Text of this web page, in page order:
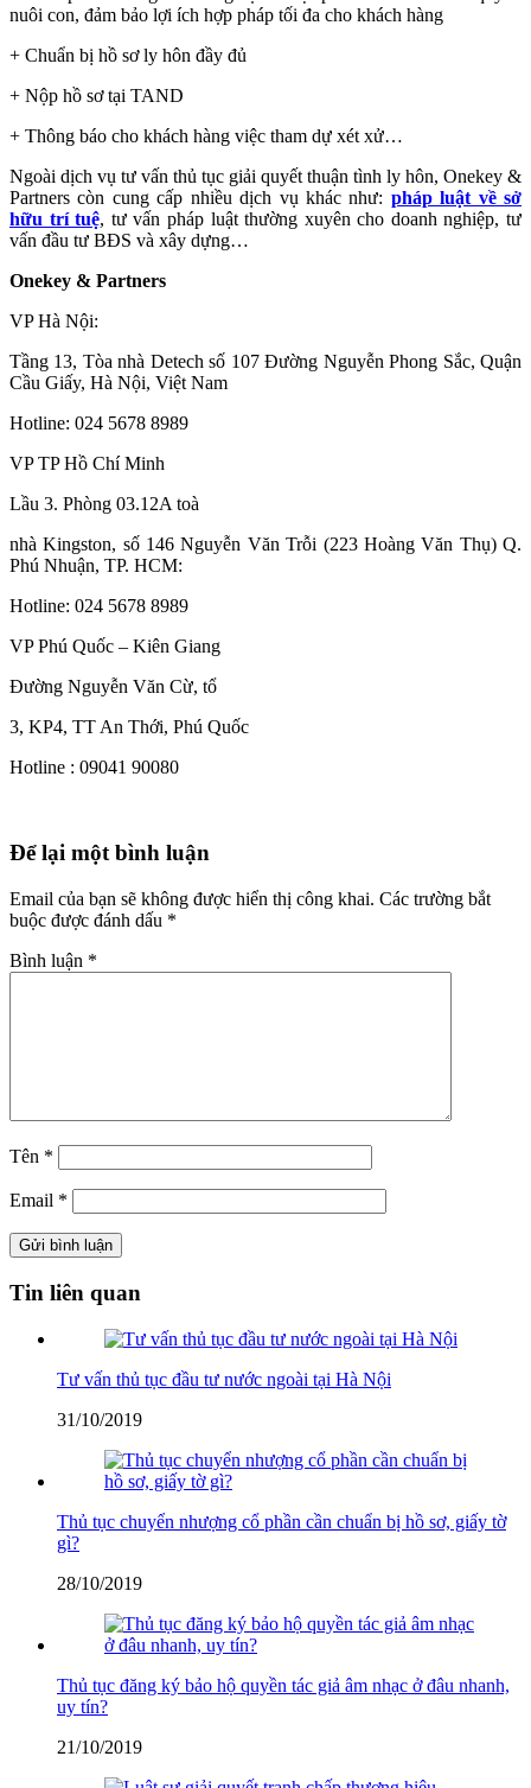
nuôi con, đảm bảo lợi ích hợp pháp tối đa cho khách hàng
+ Chuẩn bị hồ sơ ly hôn đầy đủ
+ Nộp hồ sơ tại TAND
+ Thông báo cho khách hàng việc tham dự xét xử…
Ngoài dịch vụ tư vấn thủ tục giải quyết thuận tình ly hôn, Onekey &
Partners còn cung cấp nhiều dịch vụ khác như: pháp luật về sở
hữu trí tuệ, tư vấn pháp luật thường xuyên cho doanh nghiệp, tư
vấn đầu tư BĐS và xây dựng…
Onekey & Partners
VP Hà Nội:
Tầng 13, Tòa nhà Detech số 107 Đường Nguyễn Phong Sắc, Quận
Cầu Giấy, Hà Nội, Việt Nam
Hotline: 024 5678 8989
VP TP Hồ Chí Minh
Lầu 3. Phòng 03.12A toà
nhà Kingston, số 146 Nguyễn Văn Trỗi (223 Hoàng Văn Thụ) Q.
Phú Nhuận, TP. HCM:
Hotline: 024 5678 8989
VP Phú Quốc – Kiên Giang
Đường Nguyễn Văn Cừ, tổ
3, KP4, TT An Thới, Phú Quốc
Hotline : 09041 90080
Để lại một bình luận
Email của bạn sẽ không được hiển thị công khai. Các trường bắt
buộc được đánh dấu *
Bình luận *
Tên *
Email *
Tin liên quan
Tư vấn thủ tục đầu tư nước ngoài tại Hà Nội
31/10/2019
Thủ tục chuyển nhượng cổ phần cần chuẩn bị hồ sơ, giấy tờ
gì?
28/10/2019
Thủ tục đăng ký bảo hộ quyền tác giả âm nhạc ở đâu nhanh,
uy tín?
21/10/2019